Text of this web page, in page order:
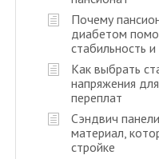
Почему
диабетом
стабильность
Как выбрать
напряжения
переплат
Сэндвич
материал,
стройке